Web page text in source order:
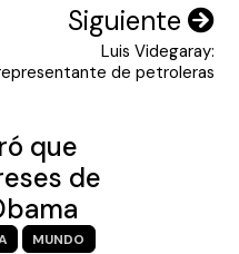
Siguiente
Luis Videgaray:
de petroleras
que
de
MUNDO